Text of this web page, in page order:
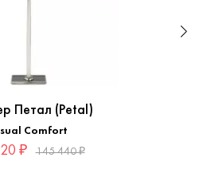
Петал (Petal)
Comfort
₽ 145 440 ₽